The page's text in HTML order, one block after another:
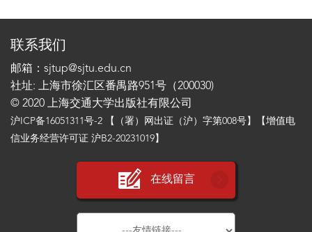
联系我们
邮箱：sjtup@sjtu.edu.cn
社址: 上海市徐汇区番禺路951号（200030)
© 2020 上海交通大学出版社有限公司
沪ICP备16051311号-2 【（署）网出证（沪）字第008号】【增值电
信业务经营许可证 沪B2-20231019】
在线留言